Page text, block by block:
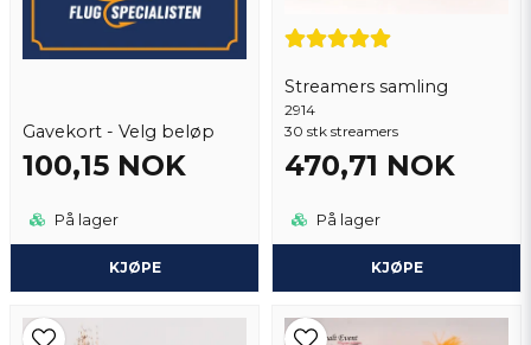
Gavekort - Velg beløp
100,15 NOK
På lager
KJØPE
Streamers samling
2914
30 stk streamers
470,71 NOK
På lager
KJØPE